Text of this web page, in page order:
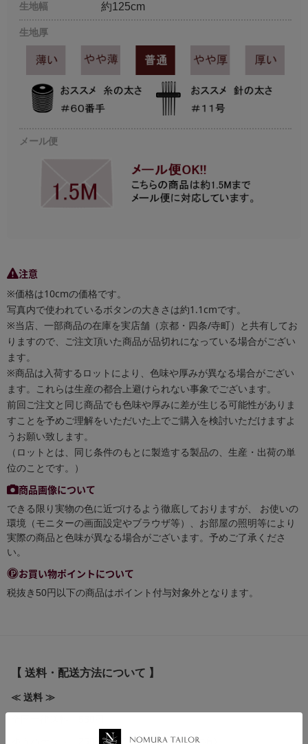
生地幅 約125cm
生地厚
メール便
注意
※価格は10cmの価格です。
写真内で使われているボタンの大きさは約1.1cmです。
※当店、一部商品の在庫を実店舗（京都・四条/寺町）と共有してお
りますので、ご注文頂いた商品が品切れになっている場合がござい
ます。
※商品は入荷するロットにより、色味や厚みが異なる場合がござい
ます。これらは生産の都合上避けられない事象でございます。
前回ご注文と同じ商品でも色味や厚みに差が生じる可能性がありま
すことを予めご理解をいただいた上でご購入を検討いただけますよ
うお願い致します。
（ロットとは、同じ条件のもとに製造する製品の、生産・出荷の単
位のことです。）
商品画像について
できる限り実物の色に近づけるよう徹底しておりますが、 お使いの
環境（モニターの画面設定やブラウザ等）、お部屋の照明等により
実際の商品と色味が異なる場合がございます。予めご了承くださ
い。
お買い物ポイントについて
税抜き50円以下の商品はポイント付与対象外となります。
【 送料・配送方法について 】
≪ 送料 ≫
ゆうパケット 250円(規定のサイズ等の条件有)